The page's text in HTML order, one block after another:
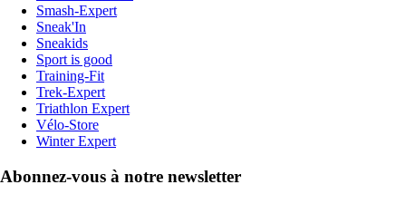
Smash-Expert
Sneak'In
Sneakids
Sport is good
Training-Fit
Trek-Expert
Triathlon Expert
Vélo-Store
Winter Expert
Abonnez-vous à notre newsletter